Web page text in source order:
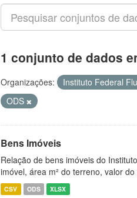
1 conjunto de dados
Organizações: Instituto Federal
ODS
Bens Imóveis
Relação de bens imóveis do
imóvel, área m² do terreno, valor
CSV ODS XLSX